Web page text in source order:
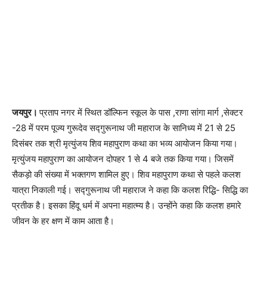
जयपुर।प्रताप नगर में स्थित डॉल्फिन स्कूल के पास ,राणा सांगा मार्ग ,सेक्टर
-28 में परम पूज्य गुरूदेव सद्गुरूनाथ जी महाराज के सानिध्य में 21 से 25
दिसंबर तक श्री मृत्युंजय शिव महापुराण कथा का भव्य आयोजन किया गया।
मृत्युंजय महापुराण का आयोजन दोपहर 1 से 4 बजे तक किया गया। जिसमें
सैकड़ो की संख्या में भक्तगण शामिल हुए। शिव महापुराण कथा से पहले कलश
यात्रा निकाली गई। सद्गुरूनाथ जी महाराज ने कहा कि कलश रिद्धि- सिद्धि का
प्रतीक है। इसका हिंदू धर्म में अपना महात्म्य है। उन्होंने कहा कि कलश हमारे
जीवन के हर क्षण में काम आता है।